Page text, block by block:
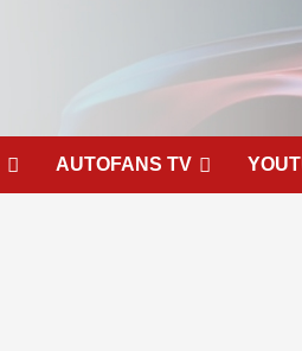
AUTOFANS TV